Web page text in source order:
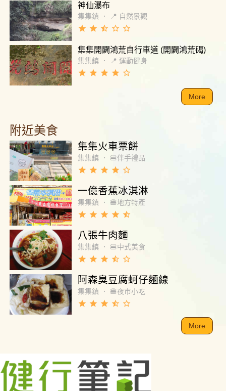
神仙瀑布
集集鎮 ． 📍 自然景觀
grade grade star_half star_border star_border
集集開闢鴻荒自行車道 (開闢鴻荒碣)
集集鎮 ． 📍 運動健身
grade grade grade grade star_border
More
附近美食
集集火車票餅
集集鎮 ． 🍔伴手禮品
grade grade grade grade star_border
一億香蕉冰淇淋
集集鎮 ． 🍔地方特產
grade grade grade grade star_half
八張牛肉麵
集集鎮 ． 🍔中式美食
grade grade grade star_half star_border
阿森臭豆腐蚵仔麵線
集集鎮 ． 🍔夜市小吃
grade grade grade star_half star_border
More